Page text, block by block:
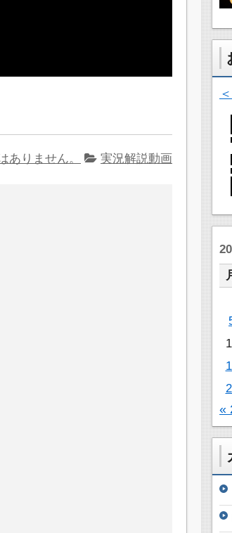
ありません。 実況解説動画
＜
«